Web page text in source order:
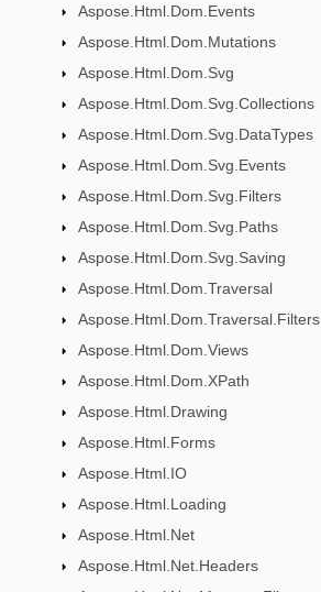
Aspose.Html.Dom.Events
Aspose.Html.Dom.Mutations
Aspose.Html.Dom.Svg
Aspose.Html.Dom.Svg.Collections
Aspose.Html.Dom.Svg.DataTypes
Aspose.Html.Dom.Svg.Events
Aspose.Html.Dom.Svg.Filters
Aspose.Html.Dom.Svg.Paths
Aspose.Html.Dom.Svg.Saving
Aspose.Html.Dom.Traversal
Aspose.Html.Dom.Traversal.Filters
Aspose.Html.Dom.Views
Aspose.Html.Dom.XPath
Aspose.Html.Drawing
Aspose.Html.Forms
Aspose.Html.IO
Aspose.Html.Loading
Aspose.Html.Net
Aspose.Html.Net.Headers